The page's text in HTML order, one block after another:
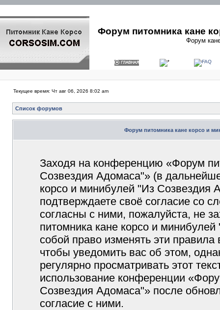
Форум питомника кане
Форум
Текущее время: Чт авг 06, 2026 8:02 am
Список форумов
Форум питомника кане корсо и
Заходя на конференцию «Форум
Созвездия Адомаса"» (в
корсо и минибулей "Из Созвездия
подтверждаете своё согласие со
согласны с ними, пожалуйста, не
питомника кане корсо и
собой право изменять эти
чтобы уведомить вас об этом,
регулярно просматривать этот
использование конференции
Созвездия Адомаса"» после
согласие с ними.